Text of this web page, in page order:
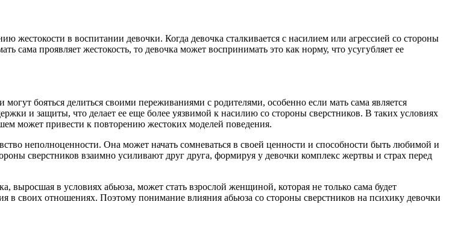
в воспитании девочки. Когда девочка сталкивается с насилием или агрессией со стороны
сама проявляет жестокость, то девочка может воспринимать это как норму, что усугубляет ее
бояться делиться своими переживаниями с родителями, особенно если мать сама является
и защиты, что делает ее еще более уязвимой к насилию со стороны сверстников. В таких условиях
может привести к повторению жестоких моделей поведения.
неполноценности. Она может начать сомневаться в своей ценности и способности быть любимой и
сверстников взаимно усиливают друг друга, формируя у девочки комплекс жертвы и страх перед
выросшая в условиях абьюза, может стать взрослой женщиной, которая не только сама будет
в своих отношениях. Поэтому понимание влияния абьюза со стороны сверстников на психику девочки